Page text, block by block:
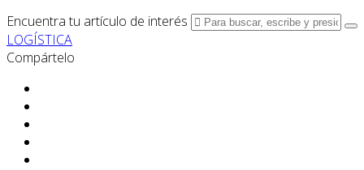
Encuentra tu artículo de interés
LOGÍSTICA
Compártelo